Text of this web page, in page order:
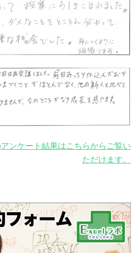
ンケート結果はこちらからご覧い
ただけます。